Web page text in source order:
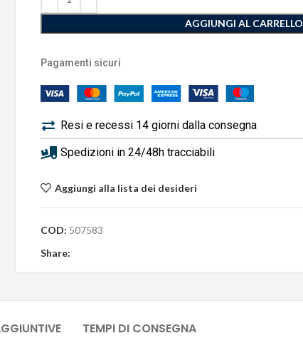
AGGIUNGI AL CARRELLO
Pagamenti sicuri
Resi e recessi 14 giorni dalla consegna
Spedizioni in 24/48h tracciabili
Aggiungi alla lista dei desideri
COD: 507583
Share:
TEMPI DI CONSEGNA